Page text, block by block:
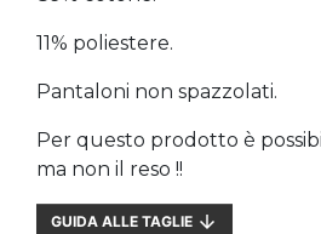
11% poliestere.
Pantaloni non spazzolati.
Per questo prodotto è
ma non il reso !!
GUIDA ALLE TAGLIE arrow_downward